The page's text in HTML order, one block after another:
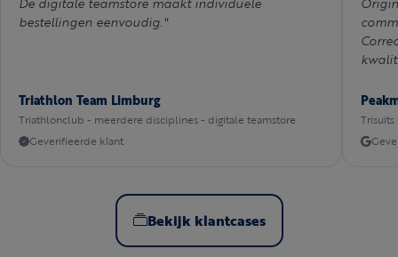
bestellingen eenvoudig."
Triathlon Team Limburg
Triathlonclub - meerdere disciplines - digitale teamstore
Geverifieerde klant
Bekijk klantcases